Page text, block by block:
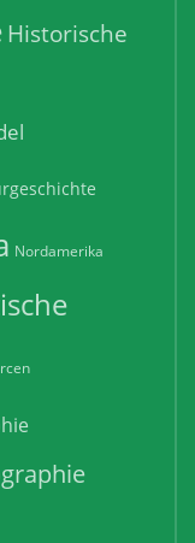
Historische
Nordamerika